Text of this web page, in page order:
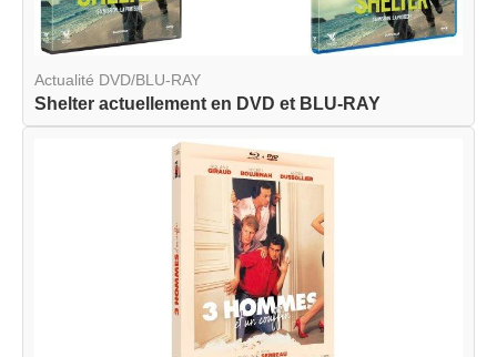
Actualité DVD/BLU-RAY
Shelter actuellement en DVD et BLU-RAY